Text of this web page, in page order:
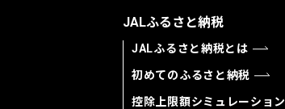
JALふるさと納税
JALふるさと納税とは
初めてのふるさと納税
控除上限額シミュレーション